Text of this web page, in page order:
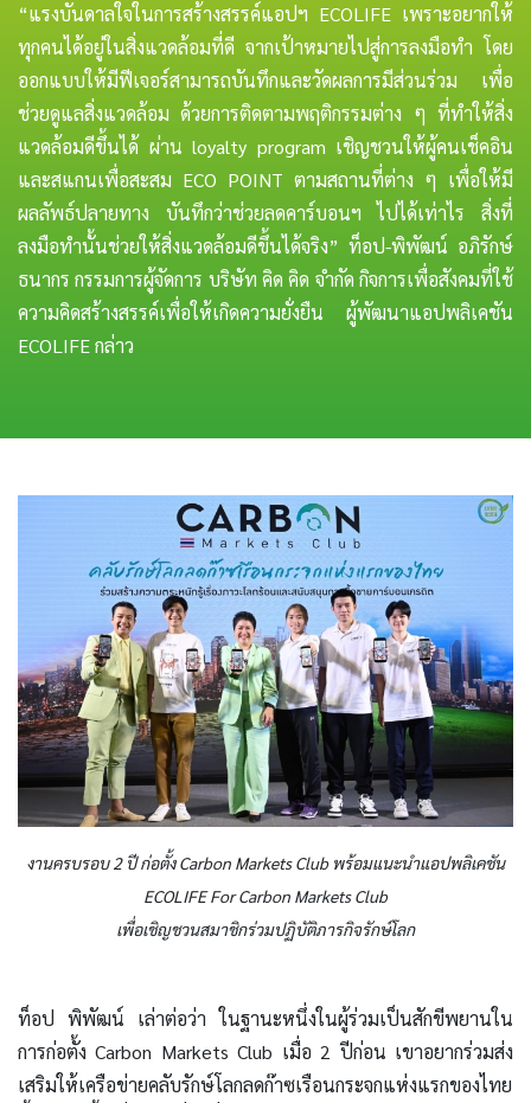
“แรงบันดาลใจในการสร้างสรรค์แอปฯ ECOLIFE เพราะอยากให้
ทุกคนได้อยู่ในสิ่งแวดล้อมที่ดี จากเป้าหมายไปสู่การลงมือทำ โดย
ออกแบบให้มีฟีเจอร์สามารถบันทึกและวัดผลการมีส่วนร่วม เพื่อ
ช่วยดูแลสิ่งแวดล้อม ด้วยการติดตามพฤติกรรมต่าง ๆ ที่ทำให้สิ่ง
แวดล้อมดีขึ้นได้ ผ่าน loyalty program เชิญชวนให้ผู้คนเช็คอิน
และสแกนเพื่อสะสม ECO POINT ตามสถานที่ต่าง ๆ เพื่อให้มี
ผลลัพธ์ปลายทาง บันทึกว่าช่วยลดคาร์บอนฯ ไปได้เท่าไร สิ่งที่
ลงมือทำนั้นช่วยให้สิ่งแวดล้อมดีขึ้นได้จริง” ท็อป-พิพัฒน์ อภิรักษ์
ธนากร กรรมการผู้จัดการ บริษัท คิด คิด จำกัด กิจการเพื่อสังคมที่ใช้
ความคิดสร้างสรรค์เพื่อให้เกิดความยั่งยืน ผู้พัฒนาแอปพลิเคชัน
ECOLIFE กล่าว
งานครบรอบ 2 ปี ก่อตั้ง Carbon Markets Club พร้อมแนะนำแอปพลิเคชัน
ECOLIFE For Carbon Markets Club
เพื่อเชิญชวนสมาชิกร่วมปฏิบัติภารกิจรักษ์โลก
ท็อป พิพัฒน์ เล่าต่อว่า ในฐานะหนึ่งในผู้ร่วมเป็นสักขีพยานใน
การก่อตั้ง Carbon Markets Club เมื่อ 2 ปีก่อน เขาอยากร่วมส่ง
เสริมให้เครือข่ายคลับรักษ์โลกลดก๊าซเรือนกระจกแห่งแรกของไทย